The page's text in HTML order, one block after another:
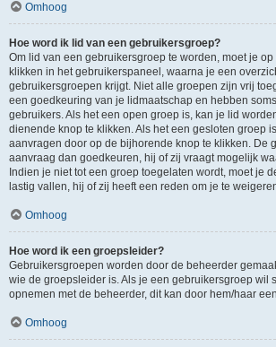
Omhoog
Hoe word ik lid van een gebruikersgroep?
Om lid van een gebruikersgroep te worden, moet je
klikken in het gebruikerspaneel, waarna je een
gebruikersgroepen krijgt. Niet alle groepen zijn vrij
een goedkeuring van je lidmaatschap en hebben
gebruikers. Als het een open groep is, kan je lid
dienende knop te klikken. Als het een gesloten groep
aanvragen door op de bijhorende knop te klikken. De
aanvraag dan goedkeuren, hij of zij vraagt mogelijk
Indien je niet tot een groep toegelaten wordt, moet je
lastig vallen, hij of zij heeft een reden om je te
Omhoog
Hoe word ik een groepsleider?
Gebruikersgroepen worden door de beheerder
wie de groepsleider is. Als je een gebruikersgroep wil
opnemen met de beheerder, dit kan door hem/haar
Omhoog